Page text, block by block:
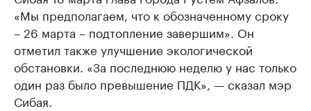
«Мы предполагаем, что к обозначенному сроку
– 26 марта – подтопление завершим». Он
отметил также улучшение экологической
обстановки. «За последнюю неделю у нас только
один раз было превышение ПДК», — сказал мэр
Сибая.